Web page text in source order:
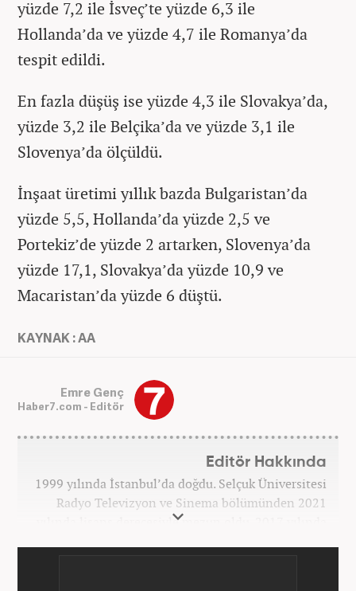
yüzde 7,2 ile İsveç’te yüzde 6,3 ile
Hollanda’da ve yüzde 4,7 ile Romanya’da
tespit edildi.
En fazla düşüş ise yüzde 4,3 ile Slovakya’da,
yüzde 3,2 ile Belçika’da ve yüzde 3,1 ile
Slovenya’da ölçüldü.
İnşaat üretimi yıllık bazda Bulgaristan’da
yüzde 5,5, Hollanda’da yüzde 2,5 ve
Portekiz’de yüzde 2 artarken, Slovenya’da
yüzde 17,1, Slovakya’da yüzde 10,9 ve
Macaristan’da yüzde 6 düştü.
KAYNAK : AA
Emre Genç
Haber7.com - Editör
Editör Hakkında
1999 yılında İstanbul’da doğdu. Selçuk Üniversitesi
Radyo Televizyon ve Sinema bölümünden 2021
yılında lisans derecesiyle mezun oldu. 2017 yılında